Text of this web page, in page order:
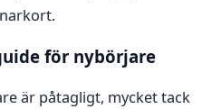
för nybörjare
är påtagligt, mycket tack